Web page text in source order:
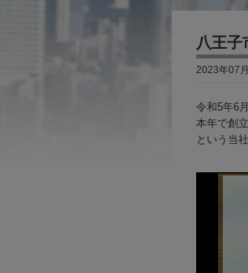
八王子
2023年07
令和5年6
本年で創
という当